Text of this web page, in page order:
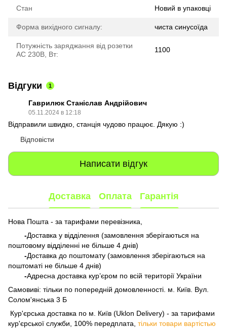
Стан Новий в упаковці
Форма вихідного сигналу: чиста синусоїда
Потужність заряджання від розетки
AC 230В, Вт:
1100
Відгуки 1
Гаврилюк Станіслав Андрійович
05.11.2024 в 12:18
Відправили швидко, станція чудово працює. Дякую :)
Відповісти
Написати відгук
Доставка Оплата Гарантія
Нова Пошта - за тарифами перевізника,
-Доставка у відділення (замовлення зберігаються на
поштовому відділенні не більше 4 днів)
-Доставка до поштомату (замовлення зберігаються на
поштоматі не більше 4 днів)
-Адресна доставка кур’єром по всій території України
Самовиві: тільки по попередній домовленності. м. Київ. Вул.
Солом'янська 3 Б
​​​​​​ Кур'єрська доставка по м. Київ (Uklon Delivery) - за тарифами
кур'єрської служби, 100% передплата, тільки товари вартістью